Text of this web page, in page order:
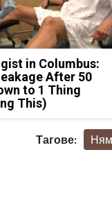
in Columbus:
After 50
to 1 Thing
This)
Тагове: